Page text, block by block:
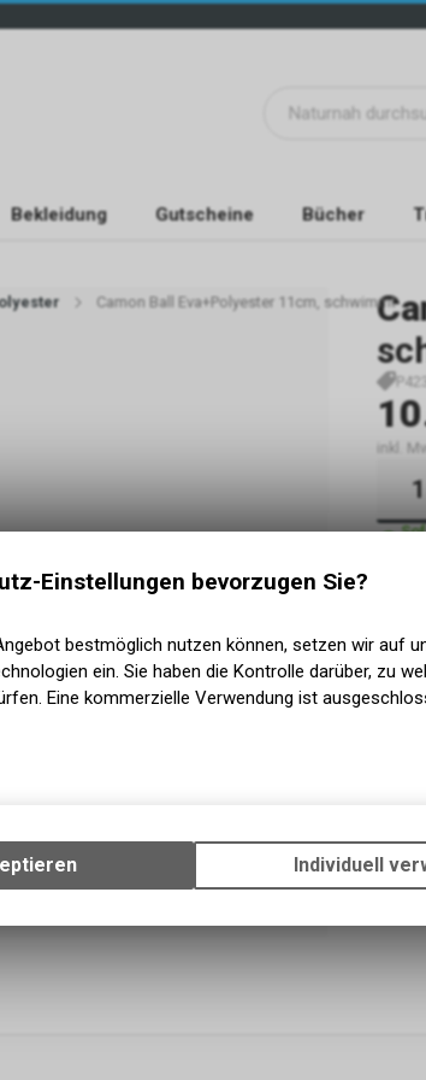
Bekleidung Gutscheine Bücher
Camon Ball Eva+Polyester 11cm, schwimmt
inkl.
Einstellungen bevorzugen Sie?
bestmöglich nutzen können, setzen wir auf
ein. Sie haben die Kontrolle darüber, zu
Eine kommerzielle Verwendung ist
um die grundlegenden Funktionen unseres Online-
des Warenkorbs, zu ermöglichen. Bitte beachten
Individuell